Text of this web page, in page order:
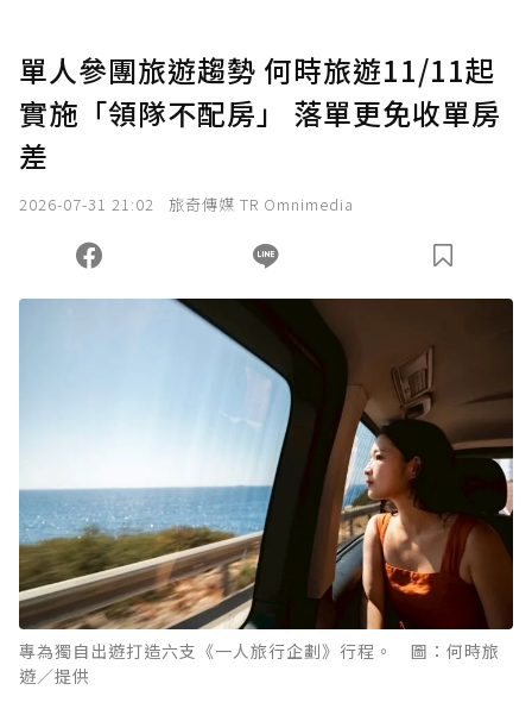
確認送出
您當前剩餘 U 利點數：0點；前往 購買點數
單人參團旅遊趨勢 何時旅遊11/11起
實施「領隊不配房」 落單更免收單房
差
2026-07-31 21:02 旅奇傳媒 TR Omnimedia
專為獨自出遊打造六支《一人旅行企劃》行程。 圖：何時旅
遊／提供